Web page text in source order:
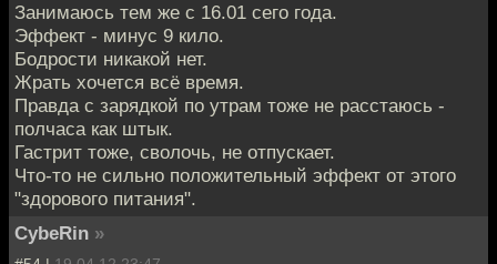
Занимаюсь тем же с 16.01 сего года.
Эффект - минус 9 кило.
Бодрости никакой нет.
Жрать хочется всё время.
Правда с зарядкой по утрам тоже не расстаюсь -
полчаса как штык.
Гастрит тоже, сволочь, не отпускает.
Что-то не сильно положительный эффект от этого
"здорового питания".
CybeRin »